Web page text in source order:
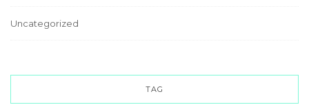
Uncategorized
TAG